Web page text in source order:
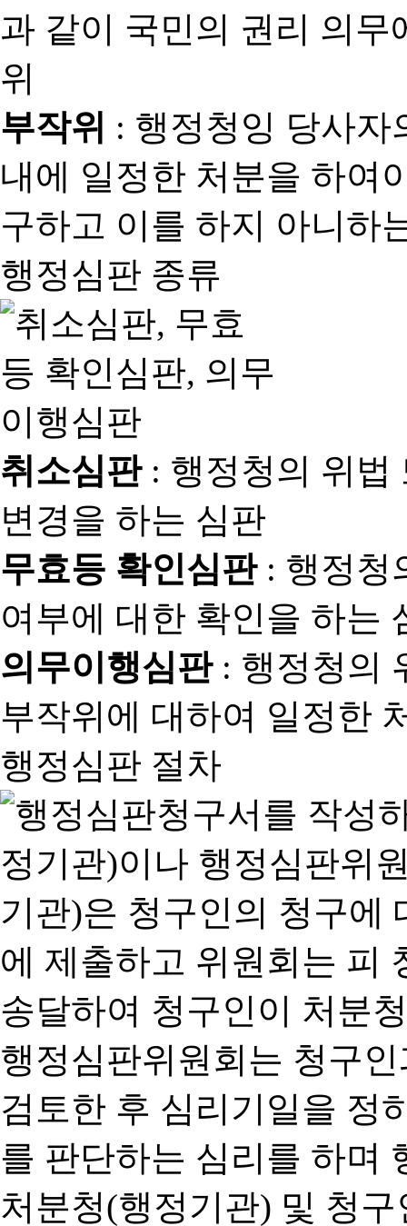
과 같이 국민의 권리 의
위
부작위 : 행정청잉 당사자
내에 일정한 처분을 하여
구하고 이를 하지 아니하
행정심판 종류
취소심판: 행정청의 위법
변경을 하는 심판
무효등 확인심판: 행정청
여부에 대한 확인을 하는
의무이행심판: 행정청의
부작위에 대하여 일정한
행정심판 절차